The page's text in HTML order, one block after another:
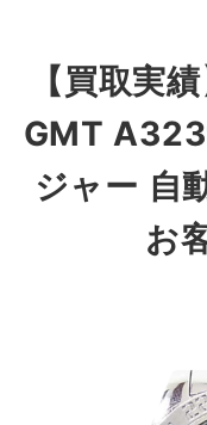
【買取実
GMT
ジャー 自
お